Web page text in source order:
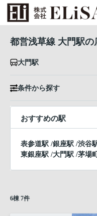
都営浅草線 大門駅の
大門駅
条件から探す
おすすめの駅
表参道駅 /銀座駅 /渋谷
東銀座駅 /大門駅 /茅場
6棟 7件